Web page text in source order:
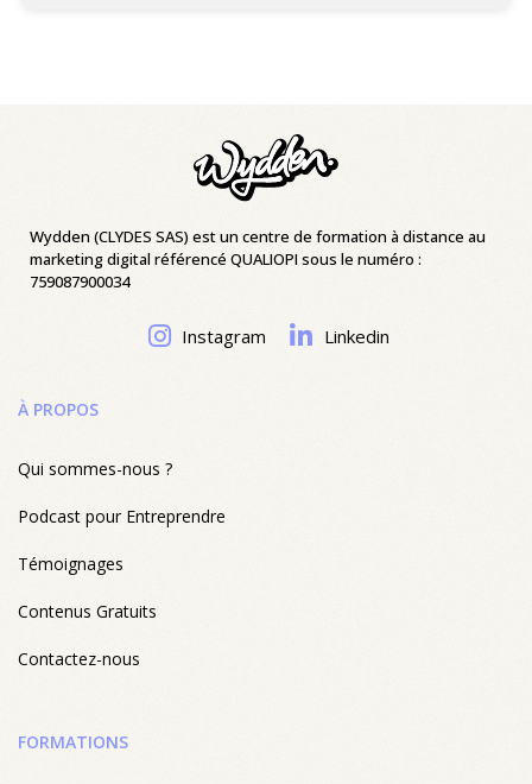
Wydden (CLYDES SAS) est un centre de formation à distance au
marketing digital référencé QUALIOPI sous le numéro :
759087900034
Instagram Linkedin
À PROPOS
Qui sommes-nous ?
Podcast pour Entreprendre
Témoignages
Contenus Gratuits
Contactez-nous
FORMATIONS